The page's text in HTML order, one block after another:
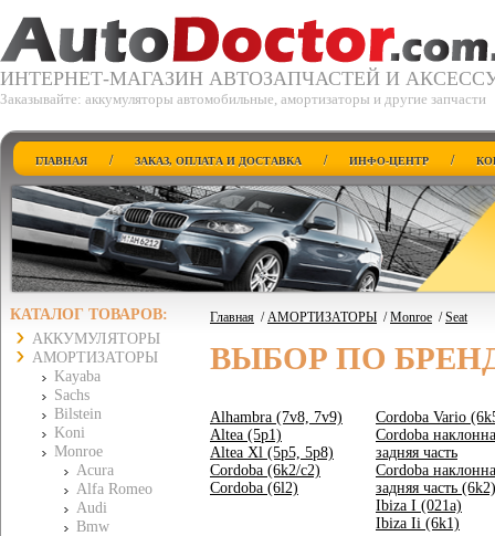
ИНТЕРНЕТ-МАГАЗИН АВТОЗАПЧАСТЕЙ И
Заказывайте: аккумуляторы автомобильные, амортизаторы и другие запчасти
ГЛАВНАЯ / ЗАКАЗ, ОПЛАТА И ДОСТАВКА / ИНФО-ЦЕНТР /
КАТАЛОГ ТОВАРОВ:
АККУМУЛЯТОРЫ
АМОРТИЗАТОРЫ
Kayaba
Sachs
Bilstein
Koni
Monroe
Acura
Alfa Romeo
Audi
Bmw
Главная /АМОРТИЗАТОРЫ /Monroe /Seat
ВЫБОР ПО
Alhambra (7v8, 7v9)
Altea (5p1)
Altea Xl (5p5, 5p8)
Cordoba (6k2/c2)
Cordoba (6l2)
Cordoba Vario
Cordoba
задняя часть
Cordoba
задняя часть (6k2)
Ibiza I (021a)
Ibiza Ii (6k1)